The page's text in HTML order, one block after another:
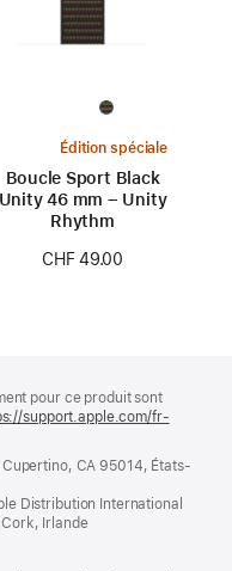
Édition spéciale
Boucle Sport Black
Unity 46 mm – Unity
Rhythm
CHF 49.00
pour ce produit sont
support.apple.com/fr-
CA 95014, États-
Distribution International
Irlande